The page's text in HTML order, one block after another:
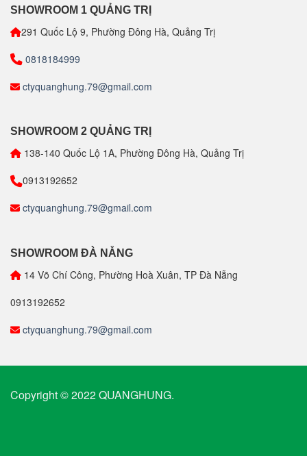
SHOWROOM 1 QUẢNG TRỊ
291 Quốc Lộ 9, Phường Đông Hà, Quảng Trị
0818184999
ctyquanghung.79@gmail.com
SHOWROOM 2 QUẢNG TRỊ
138-140 Quốc Lộ 1A, Phường Đông Hà, Quảng Trị
0913192652
ctyquanghung.79@gmail.com
SHOWROOM ĐÀ NẴNG
14 Võ Chí Công, Phường Hoà Xuân, TP Đà Nẵng
0913192652
ctyquanghung.79@gmail.com
Copyright © 2022 QUANGHUNG.